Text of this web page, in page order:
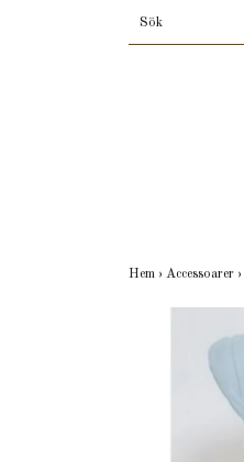
Hem › Accessoarer ›